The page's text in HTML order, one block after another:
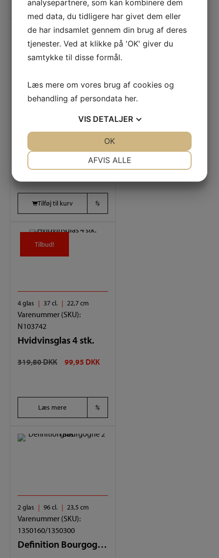
12 glas 68 cl. 24 cm
Hybrid Bordeaux 12 glas
1.675,00
Tilføj til kurv
Tilbud!
4 glas 37 cl. 22,7 cm
Varenummer (SKU):
N103742
Hvidvinsglas 4 stk.
319,80DKK
DEN
VAR:
319,80 DKK.
99,95 DKKDEN
ER:
99,95 DKK.
Læs mere
2 glas 96 cl. 23,5 cm
Varenummer (SKU):
1350160/1350300
Definition Bourgogne 2 glas
analysepartnere, som kan kombinere dem
med data, du tidligere har givet dem eller
de har indsamlet gennem din brug af deres
tjenester. Ved at klikke på 'OK' giver du
samtykke til disse formål.
Læs mere om vores brug af cookies og
behandling af persondata her.
VIS DETALJER
AFVIS ALLE
OK